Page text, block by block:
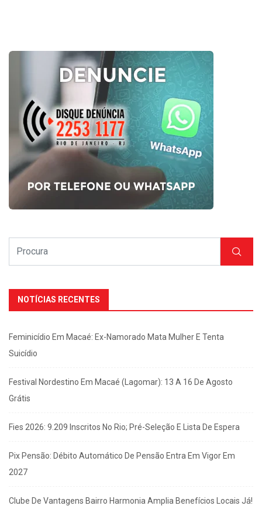
NOTÍCIAS RECENTES
Feminicídio Em Macaé: Ex-Namorado Mata Mulher E Tenta
Suicídio
Festival Nordestino Em Macaé (Lagomar): 13 A 16 De Agosto
Grátis
Fies 2026: 9.209 Inscritos No Rio; Pré-Seleção E Lista De Espera
Pix Pensão: Débito Automático De Pensão Entra Em Vigor Em
2027
Clube De Vantagens Bairro Harmonia Amplia Benefícios Locais Já!